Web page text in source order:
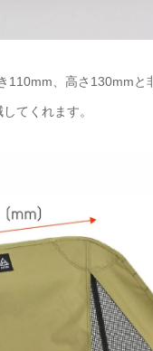
110mm、高さ130mm
てくれます。